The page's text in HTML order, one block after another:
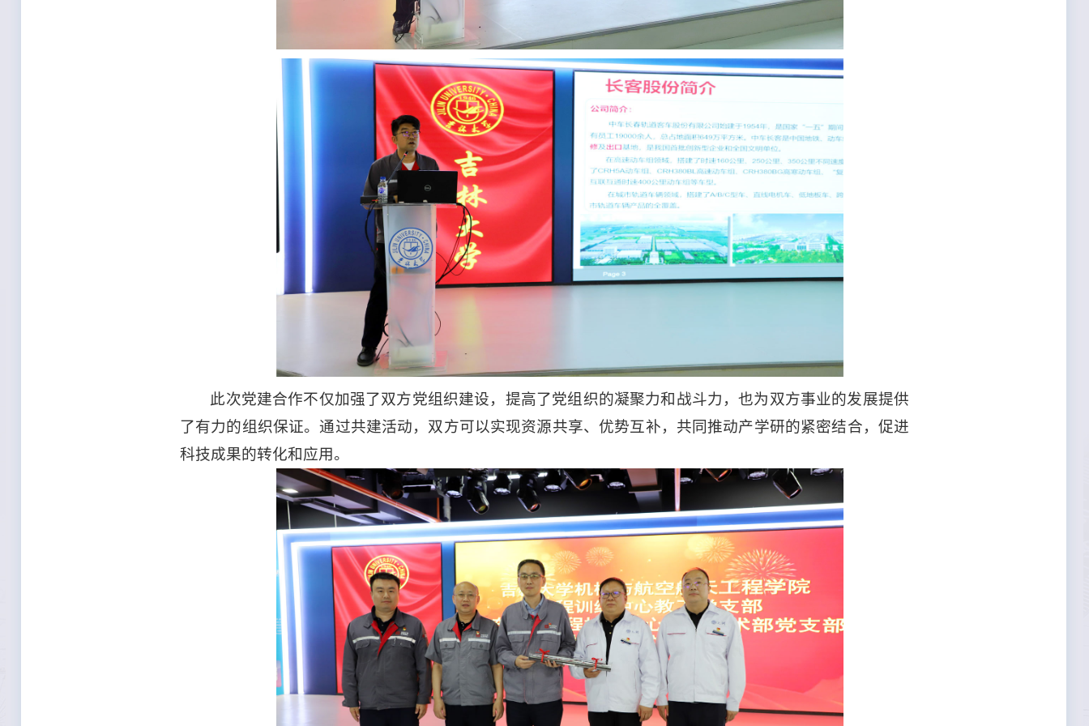
此次党建合作不仅加强了双方党组织建设，提高了党组织的凝聚力和战斗力，也为双方事业的发展提供
了有力的组织保证。通过共建活动，双方可以实现资源共享、优势互补，共同推动产学研的紧密结合，促进
科技成果的转化和应用。